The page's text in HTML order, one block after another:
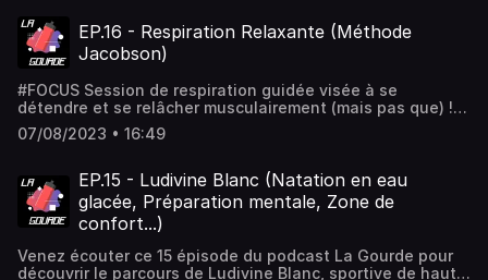
EP.16 - Respiration Relaxante (Méthode
Jacobson)
#FOCUS Session de respiration guidée visée à se
détendre et se relâcher musculairement (mais pas que) !
Abonne-toi à mon compte Instagram : @goflash.off
07/08/2023 • 16:49
EP.15 - Ludivine Blanc (Natation en eau
glacée, Préparation mentale, Zone de
confort...)
Venez écouter ce 15 épisode du podcast La Gourde pour
découvrir le parcours de Ludivine Blanc, sportive de haut